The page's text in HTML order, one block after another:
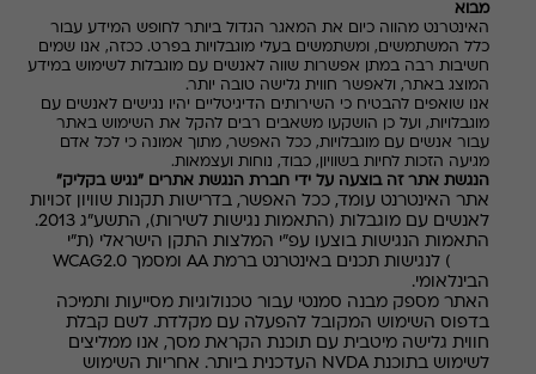
מבוא
האינטרנט מהווה כיום את המאגר הגדול ביותר לחופש המידע עבור
כלל המשתמשים, ומשתמשים בעלי מוגבלויות בפרט. ככזה, אנו שמים
חשיבות רבה במתן אפשרות שווה לאנשים עם מוגבלות לשימוש במידע
המוצג באתר, ולאפשר חווית גלישה טובה יותר.
אנו שואפים להבטיח כי השירותים הדיגיטליים יהיו נגישים לאנשים עם
מוגבלויות, ועל כן הושקעו משאבים רבים להקל את השימוש באתר
עבור אנשים עם מוגבלויות, ככל האפשר, מתוך אמונה כי לכל אדם
מגיעה הזכות לחיות בשוויון, כבוד, נוחות ועצמאות.
הנגשת אתר זה בוצעה על ידי חברת הנגשת אתרים "נגיש בקליק"
אתר האינטרנט עומד, ככל האפשר, בדרישות תקנות שוויון זכויות
לאנשים עם מוגבלות (התאמות נגישות לשירות), התשע"ג 2013.
התאמות הנגישות בוצעו עפ"י המלצות התקן הישראלי (ת"י
5568) לנגישות תכנים באינטרנט ברמת AA ומסמך WCAG2.0
הבינלאומי.
האתר מספק מבנה סמנטי עבור טכנולוגיות מסייעות ותמיכה
בדפוס השימוש המקובל להפעלה עם מקלדת. לשם קבלת
חווית גלישה מיטבית עם תוכנת הקראת מסך, אנו ממליצים
לשימוש בתוכנת NVDA העדכנית ביותר. אחריות השימוש